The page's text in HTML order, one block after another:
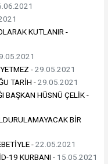
KUTLANIR -
-29.05.2021
TARİH -29.05.2021
BAŞKAN HÜSNÜ ÇELİK -
BİR
-22.05.2021
19 KURBANI - 15.05.2021